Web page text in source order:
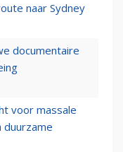
naar Sydney
documentaire
voor massale
duurzame